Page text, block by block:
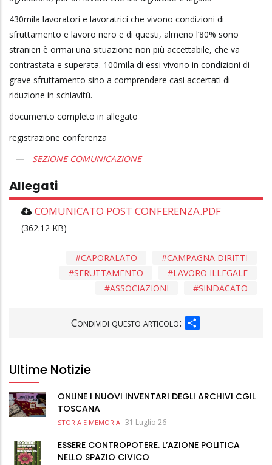
430mila lavoratori e lavoratrici che vivono condizioni di
sfruttamento e lavoro nero e di questi, almeno l’80% sono
stranieri è ormai una situazione non più accettabile, che va
contrastata e superata. 100mila di essi vivono in condizioni di
grave sfruttamento sino a comprendere casi accertati di
riduzione in schiavitù.
documento completo in allegato
registrazione conferenza
SEZIONE COMUNICAZIONE
Allegati
COMUNICATO POST CONFERENZA.PDF
(362.12 KB)
CAMPAGNA DIRITTI
CAPORALATO
LAVORO ILLEGALE
SFRUTTAMENTO
SINDACATO
ASSOCIAZIONI
Condividi questo articolo:
Ultime Notizie
ONLINE I NUOVI INVENTARI DEGLI ARCHIVI CGIL
TOSCANA
STORIA E MEMORIA 31 Luglio 26
ESSERE CONTROPOTERE. L’AZIONE POLITICA
NELLO SPAZIO CIVICO